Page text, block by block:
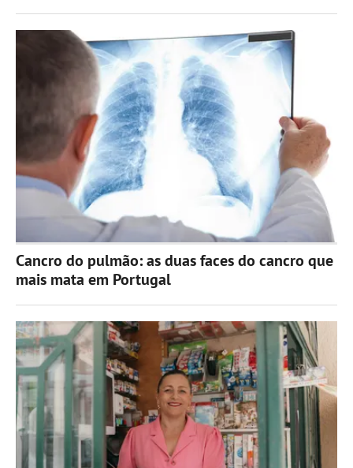
Cancro do pulmão: as duas faces do cancro que
mais mata em Portugal